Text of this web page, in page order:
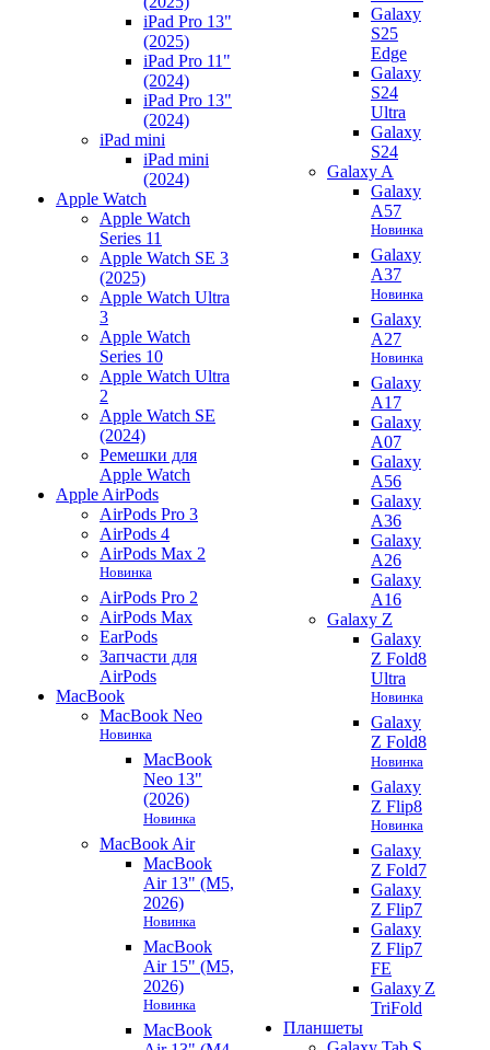
iPad Pro 13"
(2025)
iPad Pro 11"
(2024)
iPad Pro 13"
(2024)
iPad mini
iPad mini
(2024)
Apple Watch
Apple Watch
Series 11
Apple Watch SE 3
(2025)
Apple Watch Ultra
3
Apple Watch
Series 10
Apple Watch Ultra
2
Apple Watch SE
(2024)
Ремешки для
Apple Watch
Apple AirPods
AirPods Pro 3
AirPods 4
AirPods Max 2
Новинка
AirPods Pro 2
AirPods Max
EarPods
Запчасти для
AirPods
MacBook
MacBook Neo
Новинка
MacBook
Neo 13"
(2026)
Новинка
MacBook Air
MacBook
Air 13" (M5,
2026)
Новинка
MacBook
Air 15" (M5,
2026)
Новинка
MacBook
Galaxy
S25
Edge
Galaxy
S24
Ultra
Galaxy
S24
Galaxy A
Galaxy
A57
Новинка
Galaxy
A37
Новинка
Galaxy
A27
Новинка
Galaxy
A17
Galaxy
A07
Galaxy
A56
Galaxy
A36
Galaxy
A26
Galaxy
A16
Galaxy Z
Galaxy
Z Fold8
Ultra
Новинка
Galaxy
Z Fold8
Новинка
Galaxy
Z Flip8
Новинка
Galaxy
Z Fold7
Galaxy
Z Flip7
Galaxy
Z Flip7
FE
Galaxy Z
TriFold
Планшеты